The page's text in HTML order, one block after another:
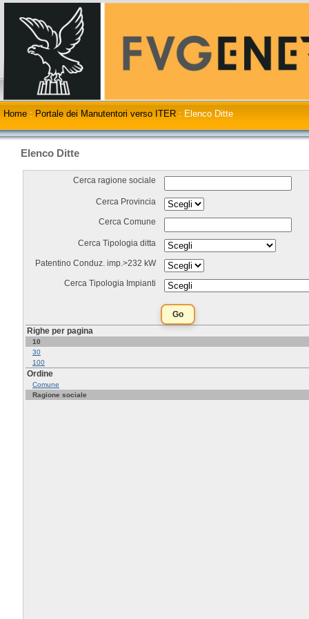
Home : Portale dei Manutentori verso ITER : Elenco Ditte
Elenco Ditte
Cerca ragione sociale
Cerca Provincia
Cerca Comune
Cerca Tipologia ditta
Patentino Conduz. imp.>232 kW
Cerca Tipologia Impianti
Righe per pagina
10
30
100
Ordine
Comune
Ragione sociale